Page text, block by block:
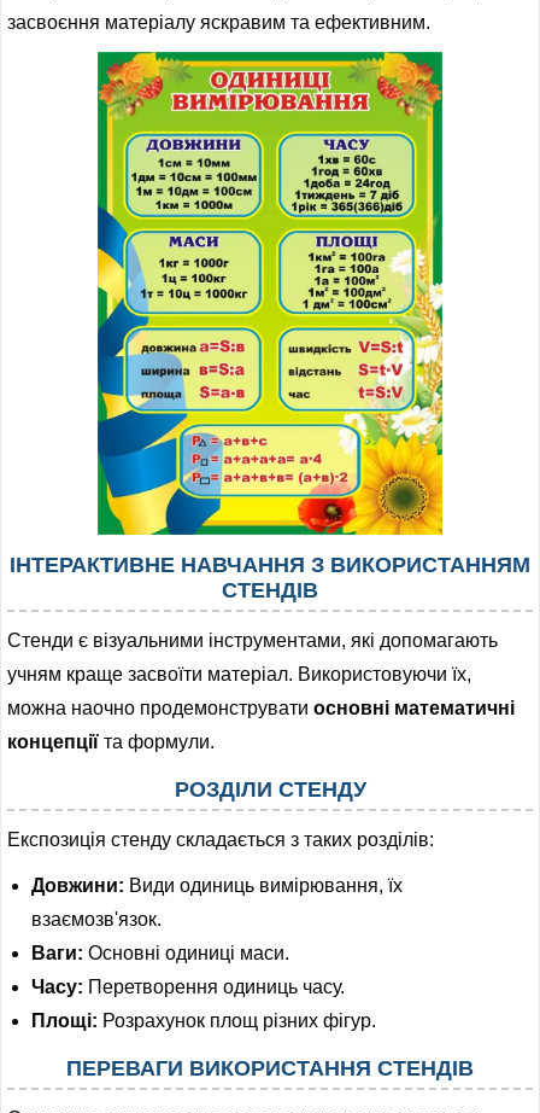
ІНШЕ
засвоєння матеріалу яскравим та ефективним.
ІНТЕРАКТИВНЕ НАВЧАННЯ З ВИКОРИСТАННЯМ
СТЕНДІВ
Стенди є візуальними інструментами, які допомагають
учням краще засвоїти матеріал. Використовуючи їх,
можна наочно продемонструвати основні математичні
концепції та формули.
РОЗДІЛИ СТЕНДУ
Експозиція стенду складається з таких розділів:
Довжини: Види одиниць вимірювання, їх
взаємозв'язок.
Ваги: Основні одиниці маси.
Часу: Перетворення одиниць часу.
Площі: Розрахунок площ різних фігур.
ПЕРЕВАГИ ВИКОРИСТАННЯ СТЕНДІВ